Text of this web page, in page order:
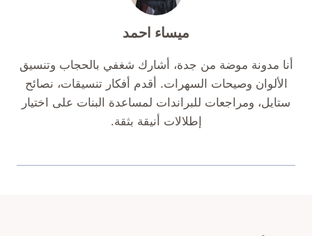
ميساء احمد
أنا مدونة موضة من جدة، أشارك شغفي بالحجاب وتنسيق
الألوان وصيحات السهرات. أقدم أفكار تنسيقات، نصائح
ستايل، ومراجعات للبراندات لمساعدة البنات على اختيار
إطلالات أنيقة بثقة.